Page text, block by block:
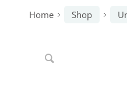
Home Shop